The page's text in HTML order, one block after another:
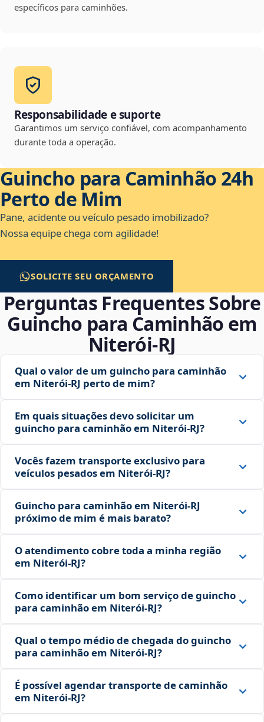
específicos para caminhões.
Responsabilidade e suporte
Garantimos um serviço confiável, com acompanhamento
durante toda a operação.
Guincho para Caminhão 24h
Perto de Mim
Pane, acidente ou veículo pesado imobilizado?
Nossa equipe chega com agilidade!
SOLICITE SEU ORÇAMENTO
Perguntas Frequentes Sobre
Guincho para Caminhão em
Niterói‑RJ
Qual o valor de um guincho para caminhão
em Niterói‑RJ perto de mim?
Em quais situações devo solicitar um
guincho para caminhão em Niterói‑RJ?
Vocês fazem transporte exclusivo para
veículos pesados em Niterói‑RJ?
Guincho para caminhão em Niterói‑RJ
próximo de mim é mais barato?
O atendimento cobre toda a minha região
em Niterói‑RJ?
Como identificar um bom serviço de guincho
para caminhão em Niterói‑RJ?
Qual o tempo médio de chegada do guincho
para caminhão em Niterói‑RJ?
É possível agendar transporte de caminhão
em Niterói‑RJ?